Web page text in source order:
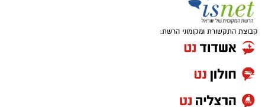
AI
קבוצת התקשורת ומקומוני הרשת: